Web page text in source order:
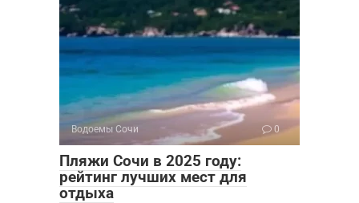
Водоемы Сочи 0
Пляжи Сочи в 2025 году:
рейтинг лучших мест для
отдыха